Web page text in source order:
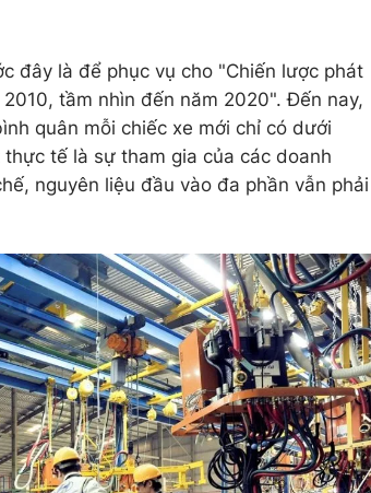
đây là để phục vụ cho "Chiến lược phát
tầm nhìn đến năm 2020". Đến nay,
quân mỗi chiếc xe mới chỉ có dưới
tế là sự tham gia của các doanh
nguyên liệu đầu vào đa phần vẫn phải